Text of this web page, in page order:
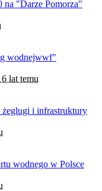
na "Darze Pomorza"
wodnejwwf"
lat temu
żeglugi i infrastruktury
wodnego w Polsce